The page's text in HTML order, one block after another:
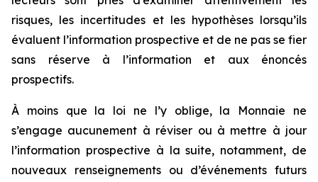
risques, les incertitudes et les hypothèses lorsqu’ils
évaluent l’information prospective et de ne pas se fier
sans réserve à l’information et aux énoncés
prospectifs.
À moins que la loi ne l’y oblige, la Monnaie ne
s’engage aucunement à réviser ou à mettre à jour
l’information prospective à la suite, notamment, de
nouveaux renseignements ou d’événements futurs